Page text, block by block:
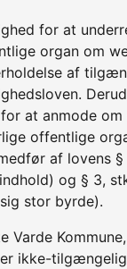
for at
organ om
af
at anmode om
offentlige
af lovens §
og § 3,
stor byrde).
Varde
ikke-